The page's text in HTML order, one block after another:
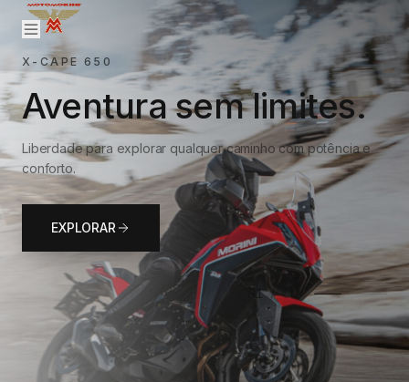
X-CAPE 650
Aventura sem limites.
Liberdade para explorar qualquer caminho com potência e
conforto.
EXPLORAR
01 / 02